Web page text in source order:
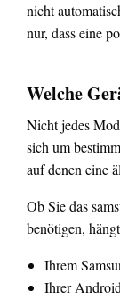
nicht
nur, dass eine
Welche
Nicht jedes
sich um
auf denen eine
Ob Sie das
benötigen,
Ihrem
Ihrer